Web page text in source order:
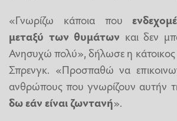
«Γνωρίζω κάποια που
μεταξύ των θυμάτων και δεν
Ανησυχώ πολύ», δήλωσε η κάτοικος
Σπρενγκ. «Προσπαθώ να
ανθρώπους που γνωρίζουν αυτήν
δω εάν είναι ζωντανή».